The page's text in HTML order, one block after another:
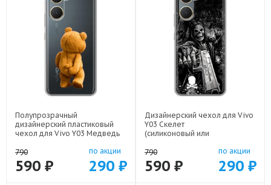
Полупрозрачный
дизайнерский пластиковый
чехол для Vivo Y03 Медведь
790
590 ₽
по акции
290 ₽
Дизайнерский чехол для Vivo
Y03 Скелет
(силиконовый или
арт: 83104-21722
790
590 ₽
по акции
290 ₽